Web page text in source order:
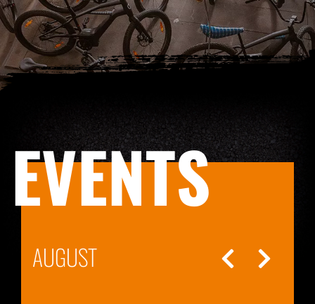
EVENTS
AUGUST